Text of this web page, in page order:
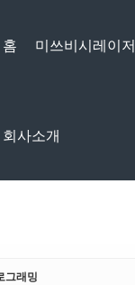
홈 미쓰비시레이저
회사소개
그래밍